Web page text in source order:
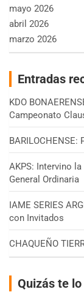
mayo 2026
abril 2026
marzo 2026
Entradas
KDO
Campeonato
AKPS: Intervino
General Ordinaria
IAME SERIES
con Invitados
CHAQUEÑO
Quizás te